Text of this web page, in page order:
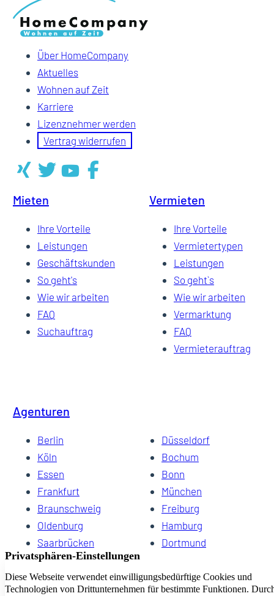
Über HomeCompany
Aktuelles
Wohnen auf Zeit
Karriere
Lizenznehmer werden
Vertrag widerrufen
Mieten
Ihre Vorteile
Leistungen
Geschäftskunden
So geht's
Wie wir arbeiten
FAQ
Suchauftrag
Vermieten
Ihre Vorteile
Vermietertypen
Leistungen
So geht`s
Wie wir arbeiten
Vermarktung
FAQ
Vermieterauftrag
Agenturen
Berlin
Düsseldorf
Köln
Bochum
Essen
Bonn
Frankfurt
München
Braunschweig
Freiburg
Oldenburg
Hamburg
Saarbrücken
Dortmund
Hannover
Dresden
Kiel
Wuppertal
Bremen